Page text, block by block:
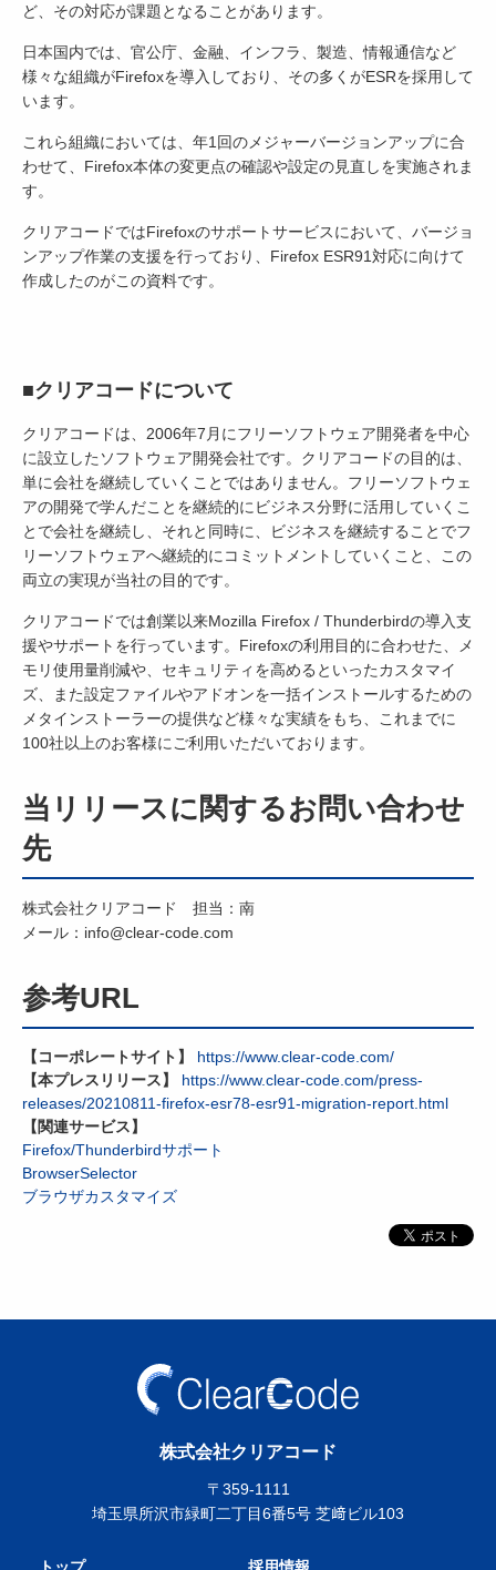
ど、その対応が課題となることがあります。
日本国内では、官公庁、金融、インフラ、製造、情報通信など
様々な組織がFirefoxを導入しており、その多くがESRを採用して
います。
これら組織においては、年1回のメジャーバージョンアップに合
わせて、Firefox本体の変更点の確認や設定の見直しを実施されま
す。
クリアコードではFirefoxのサポートサービスにおいて、バージョ
ンアップ作業の支援を行っており、Firefox ESR91対応に向けて
作成したのがこの資料です。
■クリアコードについて
クリアコードは、2006年7月にフリーソフトウェア開発者を中心
に設立したソフトウェア開発会社です。クリアコードの目的は、
単に会社を継続していくことではありません。フリーソフトウェ
アの開発で学んだことを継続的にビジネス分野に活用していくこ
とで会社を継続し、それと同時に、ビジネスを継続することでフ
リーソフトウェアへ継続的にコミットメントしていくこと、この
両立の実現が当社の目的です。
クリアコードでは創業以来Mozilla Firefox / Thunderbirdの導入支
援やサポートを行っています。Firefoxの利用目的に合わせた、メ
モリ使用量削減や、セキュリティを高めるといったカスタマイ
ズ、また設定ファイルやアドオンを一括インストールするための
メタインストーラーの提供など様々な実績をもち、これまでに
100社以上のお客様にご利用いただいております。
当リリースに関するお問い合わせ
先
株式会社クリアコード 担当：南
メール：info@clear-code.com
参考URL
【コーポレートサイト】
https://www.clear-code.com/
【本プレスリリース】
https://www.clear-code.com/press-
releases/20210811-firefox-esr78-esr91-migration-report.html
【関連サービス】
Firefox/Thunderbirdサポート
BrowserSelector
ブラウザカスタマイズ
株式会社クリアコード
〒359-1111
埼玉県所沢市緑町二丁目6番5号 芝﨑ビル103
トップ 採用情報